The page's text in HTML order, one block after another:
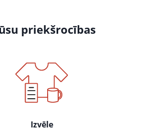
priekšrocības
Izvēle